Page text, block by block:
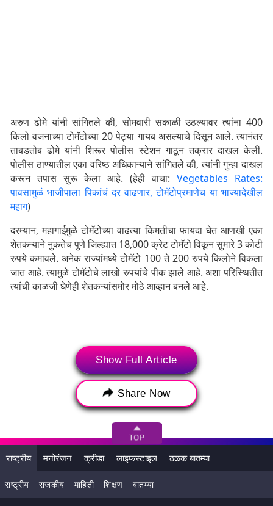
अरुण ढोमे यांनी सांगितले की, सोमवारी सकाळी उठल्यावर त्यांना 400
किलो वजनाच्या टोमॅटोच्या 20 पेट्या गायब असल्याचे दिसून आले. त्यानंतर
ताबडतोब ढोमे यांनी शिरूर पोलीस स्टेशन गाठून तक्रार दाखल केली.
पोलीस ठाण्यातील एका वरिष्ठ अधिकाऱ्याने सांगितले की, त्यांनी गुन्हा दाखल
करून तपास सुरू केला आहे. (हेही वाचा: Vegetables Rates:
पावसामुळं भाजीपाला पिकांचं दर वाढणार, टोमॅटोप्रमाणेच या भाज्यादेखील
महाग)
दरम्यान, महागाईमुळे टोमॅटोच्या वाढत्या किमतीचा फायदा घेत आणखी एका
शेतकऱ्याने नुकतेच पुणे जिल्ह्यात 18,000 क्रेट टोमॅटो विकून सुमारे 3 कोटी
रुपये कमावले. अनेक राज्यांमध्ये टोमॅटो 100 ते 200 रुपये किलोने विकला
जात आहे. त्यामुळे टोमॅटोचे लाखो रुपयांचे पीक झाले आहे. अशा परिस्थितीत
त्यांची काळजी घेणेही शेतकऱ्यांसमोर मोठे आव्हान बनले आहे.
Tags:
Show Full Article
Share Now
राष्ट्रीय मनोरंजन क्रीडा लाइफस्टाइल ठळक बातम्या
राष्ट्रीय राजकीय माहिती शिक्षण बातम्या